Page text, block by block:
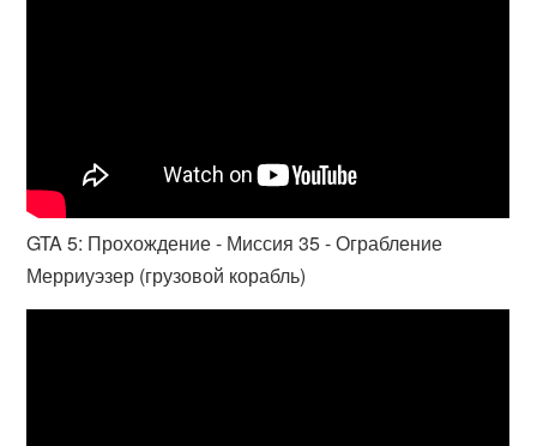
GTA 5: Прохождение - Миссия 35 - Ограбление
Мерриуэзер (грузовой корабль)